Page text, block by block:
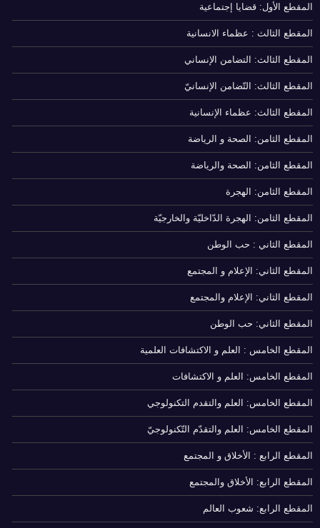
المقطع الأول: قضايا إجتماعية
المقطع الثالث : عظماء الانسانية
المقطع الثالث: التضامن الإنساني
المقطع الثالث: التّضامن الإنسانيّ
المقطع الثالث: عظماء الإنسانية
المقطع الثامن: الصحة و الرياضة
المقطع الثامن: الصحة والرياضة
المقطع الثامن: الهجرة
المقطع الثامن: الهجرة الدّاخليّة والخارجيّة
المقطع الثاني : حب الوطن
المقطع الثاني: الإعلام و المجتمع
المقطع الثاني: الإعلام والمجتمع
المقطع الثاني: حب الوطن
المقطع الخامس : العلم و الاكتشافات العلمية
المقطع الخامس: العلم و الاكتشافات
المقطع الخامس: العلم والتقدم التكنولوجي
المقطع الخامس: العلم والتقدّم التّكنولوجيّ
المقطع الرابع : الأخلاق و المجتمع
المقطع الرابع: الأخلاق والمجتمع
المقطع الرابع: شعوب العالم